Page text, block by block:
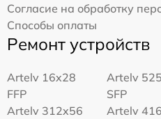
Согласие на обработку
Способы оплаты
Ремонт устройств
Artelv 16x28
FFP
Artelv
SFP
Artelv 312x56
Artelv